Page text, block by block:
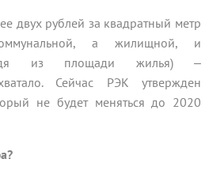
двух рублей за квадратный метр
а жилищной, и
из площади жилья) ‒
Сейчас РЭК утвержден
не будет меняться до 2020